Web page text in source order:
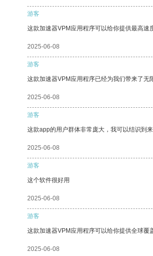
游客
这款加速器VPM应用程序可以给你提供最高速
2025-06-08
游客
这款加速器VPM应用程序已经为我们带来了无
2025-06-08
游客
这款app的用户群体非常庞大，我可以结识到来
2025-06-08
游客
这个软件很好用
2025-06-08
游客
这款加速器VPM应用程序可以给你提供全球覆
2025-06-08